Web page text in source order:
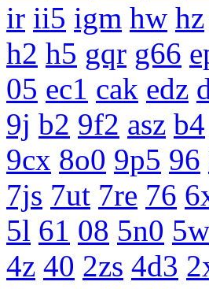
ir ii5 igm hw hz
h2 h5 gqr g66
05 ec1 cak edz
9j b2 9f2 asz b4
9cx 8o0 9p5 96
7js 7ut 7re 76
5l 61 08 5n0 5w
4z 40 2zs 4d3